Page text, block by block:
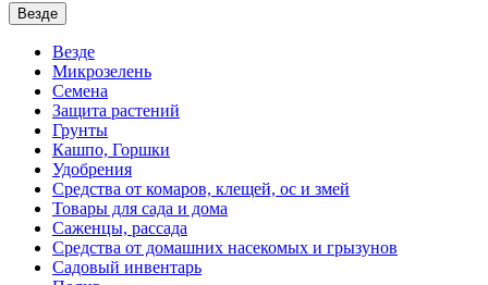
Везде
Везде
Микрозелень
Семена
Защита растений
Грунты
Кашпо, Горшки
Удобрения
Средства от комаров, клещей, ос и змей
Товары для сада и дома
Саженцы, рассада
Средства от домашних насекомых и грызунов
Садовый инвентарь